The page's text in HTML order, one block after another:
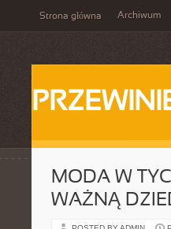
Strona główna Archiwum
MODA W
WAŻNĄ